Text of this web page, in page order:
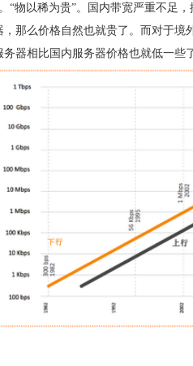
“物以稀为贵”。国内带宽严重不足
，那么价格自然也就贵了。而对于
器相比国内服务器价格也就低一些